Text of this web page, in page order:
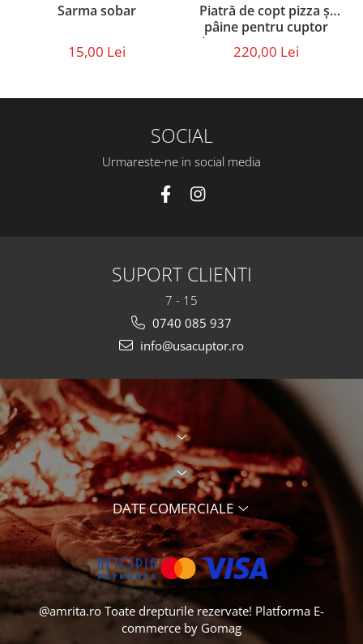
Sarma sobar
15,00 Lei
Piatră de copt pizza și
pâine pentru cuptor
electric sau pe gaz – set
cu paletă din lemn (40 ×
220,00 Lei
SOCIAL
Urmareste-ne in social media
SUPORT CLIENTI
7 - 15
0740 085 937
info@usacuptor.ro
DATE COMERCIALE
@amrita.ro Toate drepturile rezervate! Platforma E-
commerce by Gomag